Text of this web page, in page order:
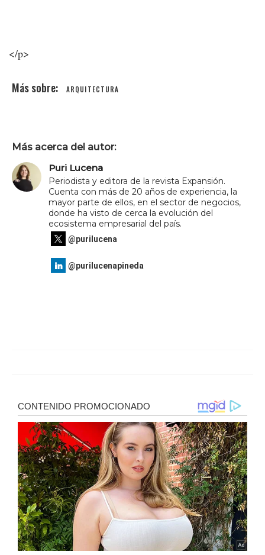
</p>
ARQUITECTURA
Más acerca del autor:
Puri Lucena
Periodista y editora de la revista Expansión.
Cuenta con más de 20 años de experiencia, la
mayor parte de ellos, en el sector de negocios,
donde ha visto de cerca la evolución del
ecosistema empresarial del país.
@purilucena
@purilucenapineda